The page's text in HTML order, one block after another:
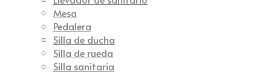
Mesa
Pedalera
Silla de ducha
Silla de rueda
Silla sanitaria